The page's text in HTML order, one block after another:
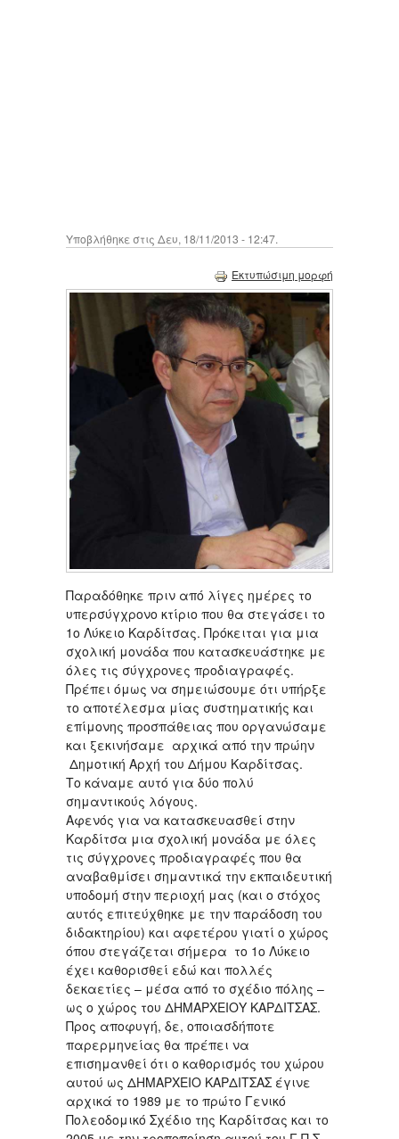
Υποβλήθηκε στις Δευ, 18/11/2013 - 12:47.
Εκτυπώσιμη μορφή
Παραδόθηκε πριν από λίγες ημέρες το
υπερσύγχρονο κτίριο που θα στεγάσει το
1ο Λύκειο Καρδίτσας. Πρόκειται για μια
σχολική μονάδα που κατασκευάστηκε με
όλες τις σύγχρονες προδιαγραφές.
Πρέπει όμως να σημειώσουμε ότι υπήρξε
το αποτέλεσμα μίας συστηματικής και
επίμονης προσπάθειας που οργανώσαμε
και ξεκινήσαμε αρχικά από την πρώην
Δημοτική Αρχή του Δήμου Καρδίτσας.
Το κάναμε αυτό για δύο πολύ
σημαντικούς λόγους.
Αφενός για να κατασκευασθεί στην
Καρδίτσα μια σχολική μονάδα με όλες
τις σύγχρονες προδιαγραφές που θα
αναβαθμίσει σημαντικά την εκπαιδευτική
υποδομή στην περιοχή μας (και ο στόχος
αυτός επιτεύχθηκε με την παράδοση του
διδακτηρίου) και αφετέρου γιατί ο χώρος
όπου στεγάζεται σήμερα το 1ο Λύκειο
έχει καθορισθεί εδώ και πολλές
δεκαετίες – μέσα από το σχέδιο πόλης –
ως ο χώρος του ΔΗΜΑΡΧΕΙΟΥ ΚΑΡΔΙΤΣΑΣ.
Προς αποφυγή, δε, οποιασδήποτε
παρερμηνείας θα πρέπει να
επισημανθεί ότι ο καθορισμός του χώρου
αυτού ως ΔΗΜΑΡΧΕΙΟ ΚΑΡΔΙΤΣΑΣ έγινε
αρχικά το 1989 με το πρώτο Γενικό
Πολεοδομικό Σχέδιο της Καρδίτσας και το